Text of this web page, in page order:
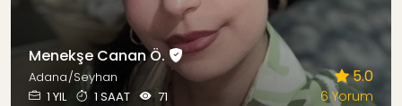
Menekşe Canan Ö.
Adana/Seyhan
1 YIL
1 SAAT 71
5.0
6 Yorum